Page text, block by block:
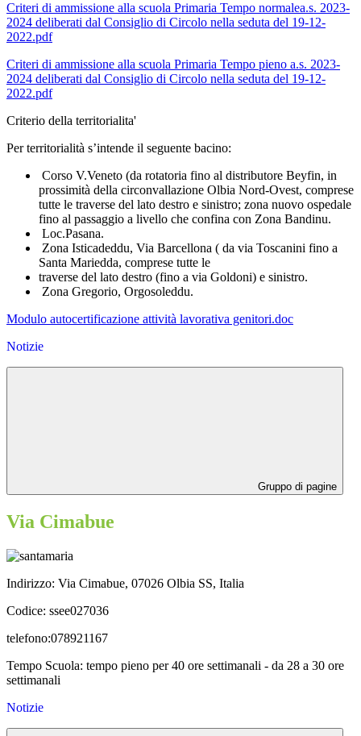
Criteri di ammissione alla scuola Primaria Tempo normalea.s. 2023-
2024 deliberati dal Consiglio di Circolo nella seduta del 19-12-
2022.pdf
Criteri di ammissione alla scuola Primaria Tempo pieno a.s. 2023-
2024 deliberati dal Consiglio di Circolo nella seduta del 19-12-
2022.pdf
Criterio della territorialita'
Per territorialità s’intende il seguente bacino:
Corso V.Veneto (da rotatoria fino al distributore Beyfin, in
prossimità della circonvallazione Olbia Nord-Ovest, comprese
tutte le traverse del lato destro e sinistro; zona nuovo ospedale
fino al passaggio a livello che confina con Zona Bandinu.
Loc.Pasana.
Zona Isticadeddu, Via Barcellona ( da via Toscanini fino a
Santa Mariedda, comprese tutte le
traverse del lato destro (fino a via Goldoni) e sinistro.
Zona Gregorio, Orgosoleddu.
Modulo autocertificazione attività lavorativa genitori.doc
Notizie
Gruppo di pagine
Via Cimabue
Indirizzo: Via Cimabue, 07026 Olbia SS, Italia
Codice: ssee027036
telefono:078921167
Tempo Scuola: tempo pieno per 40 ore settimanali - da 28 a 30 ore
settimanali
Notizie